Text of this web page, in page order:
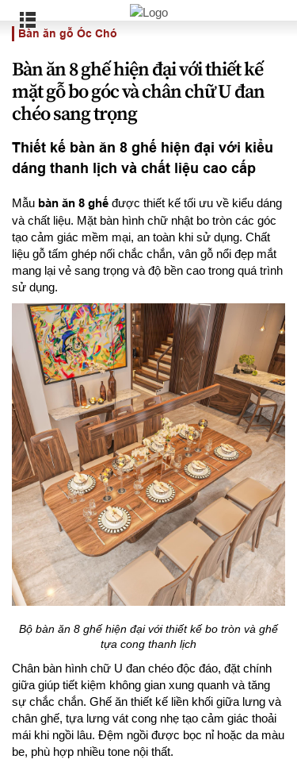
Bàn ăn gỗ Óc Chó
Bàn ăn 8 ghế hiện đại với thiết kế
mặt gỗ bo góc và chân chữ U đan
chéo sang trọng
Thiết kế bàn ăn 8 ghế hiện đại với kiểu
dáng thanh lịch và chất liệu cao cấp
Mẫu bàn ăn 8 ghế được thiết kế tối ưu về kiểu dáng
và chất liệu. Mặt bàn hình chữ nhật bo tròn các góc
tạo cảm giác mềm mại, an toàn khi sử dụng. Chất
liệu gỗ tấm ghép nối chắc chắn, vân gỗ nổi đẹp mắt
mang lại vẻ sang trọng và độ bền cao trong quá trình
sử dụng.
Bộ bàn ăn 8 ghế hiện đại với thiết kế bo tròn và ghế
tựa cong thanh lịch
Chân bàn hình chữ U đan chéo độc đáo, đặt chính
giữa giúp tiết kiệm không gian xung quanh và tăng
sự chắc chắn. Ghế ăn thiết kế liền khối giữa lưng và
chân ghế, tựa lưng vát cong nhẹ tạo cảm giác thoải
mái khi ngồi lâu. Đệm ngồi được bọc nỉ hoặc da màu
be, phù hợp nhiều tone nội thất.